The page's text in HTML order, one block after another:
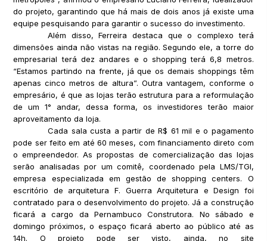
do projeto, garantindo que há mais de dois anos já existe uma
equipe pesquisando para garantir o sucesso do investimento.
Além disso, Ferreira destaca que o complexo terá
dimensões ainda não vistas na região. Segundo ele, a torre do
empresarial terá dez andares e o shopping terá 6,8 metros.
“Estamos partindo na frente, já que os demais shoppings têm
apenas cinco metros de altura”. Outra vantagem, conforme o
empresário, é que as lojas terão estrutura para a reformulação
de um 1° andar, dessa forma, os investidores terão maior
aproveitamento da loja.
Cada sala custa a partir de R$ 61 mil e o pagamento
pode ser feito em até 60 meses, com financiamento direto com
o empreendedor. As propostas de comercialização das lojas
serão analisadas por um comitê, coordenado pela LMS/TGI,
empresa especializada em gestão de shopping centers. O
escritório de arquitetura F. Guerra Arquitetura e Design foi
contratado para o desenvolvimento do projeto. Já a construção
ficará a cargo da Pernambuco Construtora. No sábado e
domingo próximos, o espaço ficará aberto ao público até as
14h. O projeto pode ser visto, ainda, no site